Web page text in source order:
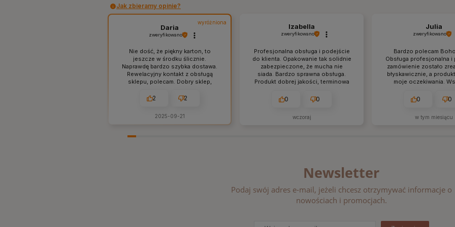
Jak zbieramy opinie?
wyróżniona
Daria
zweryfikowano
Nie dość, że piękny karton, to
jeszcze w środku ślicznie.
Naprawdę bardzo szybka dostawa.
Rewelacyjny kontakt z obsługą
sklepu, polecam. Dobry sklep,
naciągactwa. W sam raz dla mnie,
2 2
2025-09-21
Izabella
zweryfikowano
Profesjonalna obsługa i podejście
do klienta. Opakowanie tak solidnie
zabezpieczone, że mucha nie
siada. Bardzo sprawna obsługa.
Produkt dobrej jakości, terminowa
0 0
wczoraj
Julia
zweryfikowano
Bardzo polecam
Obsługa profesjonalna i
zamówienie zostało
błyskawicznie, a
moje oczekiwania.
dokładnie tak, jak w
pewno wrócę tu po
0 0
w tym miesiącu
Newsletter
Podaj swój adres e-mail, jeżeli chcesz otrzymywać informacje o
nowościach i promocjach.